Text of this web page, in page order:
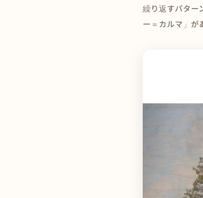
繰り返すパター
ー＝カルマ」が